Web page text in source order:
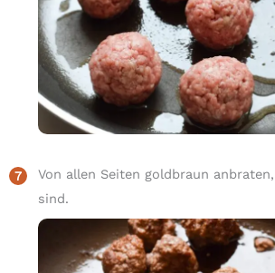
Von allen Seiten goldbraun
sind.